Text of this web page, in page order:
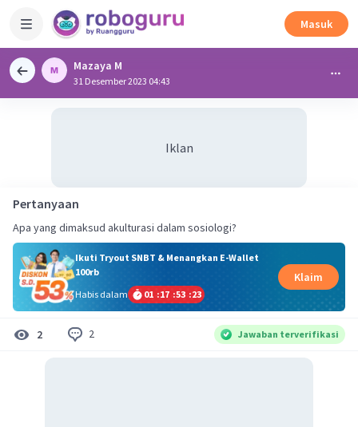
Masuk
Mazaya M
31 Desember 2023 04:43
Iklan
Pertanyaan
Apa yang dimaksud akulturasi dalam sosiologi?
Ikuti Tryout SNBT & Menangkan E-Wallet
100rb
Habis dalam
01 :17 :53 :22
Klaim
2 2 Jawaban terverifikasi